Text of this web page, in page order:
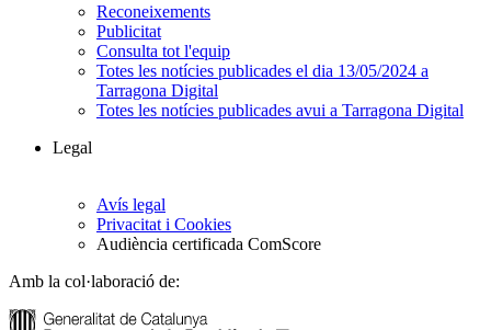
Reconeixements
Publicitat
Consulta tot l'equip
Totes les notícies publicades el dia 13/05/2024 a
Tarragona Digital
Totes les notícies publicades avui a Tarragona Digital
Legal
Avís legal
Privacitat i Cookies
Audiència certificada ComScore
Amb la col·laboració de: